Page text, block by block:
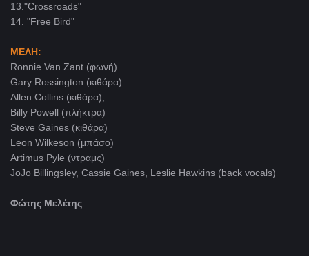
13."Crossroads"
14. "Free Bird"
ΜΕΛΗ:
Ronnie Van Zant (φωνή)
Gary Rossington (κιθάρα)
Allen Collins (κιθάρα),
Billy Powell (πλήκτρα)
Steve Gaines (κιθάρα)
Leon Wilkeson (μπάσο)
Artimus Pyle (ντραμς)
JoJo Billingsley, Cassie Gaines, Leslie Hawkins (back vocals)
Φώτης Μελέτης